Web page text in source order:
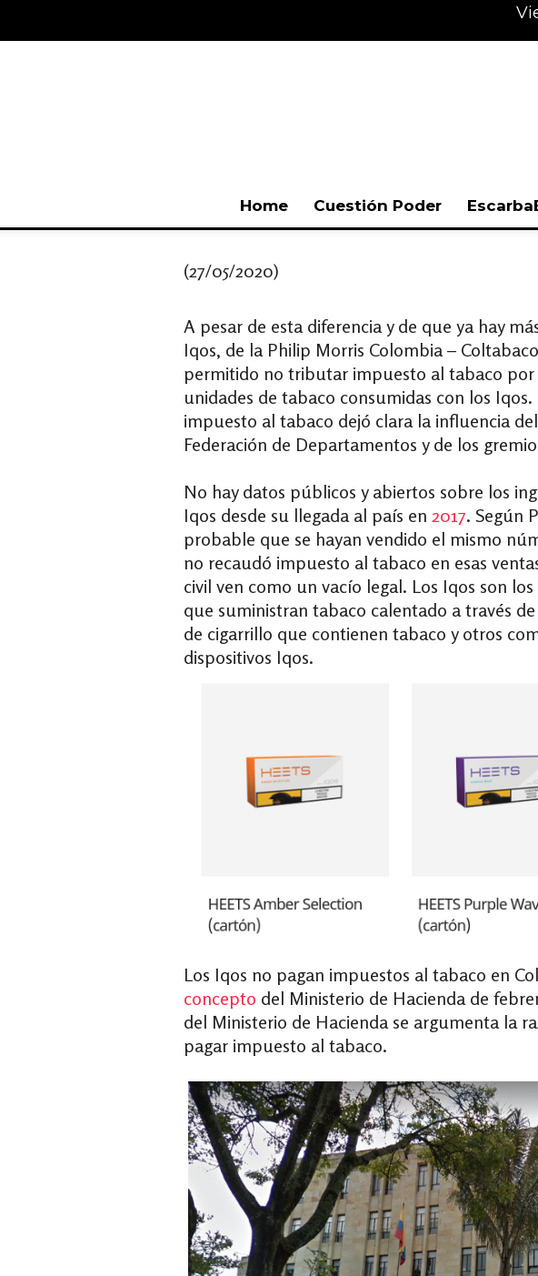
Home Cuestión Poder
(27/05/2020)
A pesar de esta diferencia y de que ya hay
Iqos, de la Philip Morris Colombia –
permitido no tributar impuesto al tabaco por
unidades de tabaco consumidas con los
impuesto al tabaco dejó clara la influencia
Federación de Departamentos y de los
No hay datos públicos y abiertos sobre los
Iqos desde su llegada al país en2017. Según
probable que se hayan vendido el mismo
no recaudó impuesto al tabaco en esas
civil ven como un vacío legal. Los Iqos son
que suministran tabaco calentado a través
de cigarrillo que contienen tabaco y otros
dispositivos Iqos.
Los Iqos no pagan impuestos al tabaco en
concepto del Ministerio de Hacienda de
del Ministerio de Hacienda se argumenta la
pagar impuesto al tabaco.